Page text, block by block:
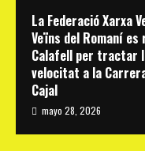
La Federació Xarxa
Veïns del Romaní es
Calafell per tractar
velocitat a la
Cajal
mayo 28, 2026